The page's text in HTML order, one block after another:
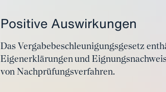
Positive Auswirkungen
Das Vergabebeschleunigungsgesetz
Eigenerklärungen und
von Nachprüfungsverfahren.